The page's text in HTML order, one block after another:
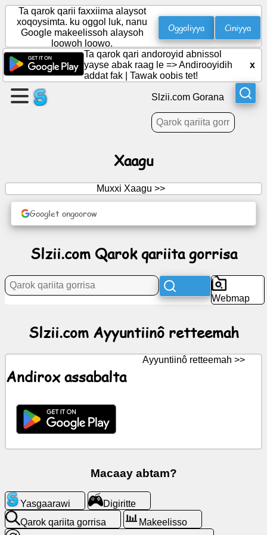
Gali
Hadala
Butta
Bicis
Sabhalaala
retteemah
Xaagu
muucitte
WalalGPT
angaarawitte
Qarok
qariita
gorrisa
Ta qarok qarii faxxiima alaysot
xoqoysimta. ku oggol luk, nanu
Google makeelissoh alaysoh
loowoh loowo.
Oggoliyya Ciniyya
Ta qarok qari andoroyid abnissol
yayse abak raag le =>Andirooyidih
addat fak
Tawak oobis tet!
x
Slzii.com Gorana
Xaagu
Muxxi Xaagu >>
Googlet ongoorow
Slzii.com Qarok qariita gorrisa
Webmap
Slzii.com Ayyuntiinô retteemah
Andirox assabalta
Ayyuntiinô retteemah >>
Macaay abtam?
Yasgaarawi
Digiritte
Qarok qariita gorrisa
Makeelisso